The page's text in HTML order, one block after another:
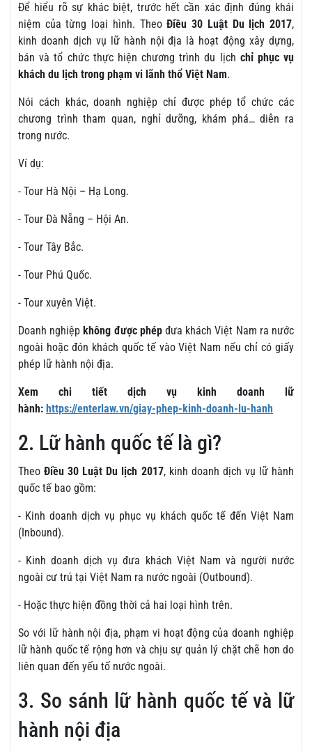
Để hiểu rõ sự khác biệt, trước hết cần xác định đúng khái
niệm của từng loại hình. TheoĐiều 30 Luật Du lịch 2017,
kinh doanh dịch vụ lữ hành nội địa là hoạt động xây dựng,
bán và tổ chức thực hiện chương trình du lịch chỉ phục vụ
khách du lịch trong phạm vi lãnh thổ Việt Nam.
Nói cách khác, doanh nghiệp chỉ được phép tổ chức các
chương trình tham quan, nghỉ dưỡng, khám phá… diễn ra
trong nước.
Ví dụ:
- Tour Hà Nội – Hạ Long.
- Tour Đà Nẵng – Hội An.
- Tour Tây Bắc.
- Tour Phú Quốc.
- Tour xuyên Việt.
Doanh nghiệpkhông được phépđưa khách Việt Nam ra nước
ngoài hoặc đón khách quốc tế vào Việt Nam nếu chỉ có giấy
phép lữ hành nội địa.
Xem chi tiết dịch vụ kinh doanh lữ
hành: https://enterlaw.vn/giay-phep-kinh-doanh-lu-hanh
2. Lữ hành quốc tế là gì?
TheoĐiều 30 Luật Du lịch 2017, kinh doanh dịch vụ lữ hành
quốc tế bao gồm:
- Kinh doanh dịch vụ phục vụ khách quốc tế đến Việt Nam
(Inbound).
- Kinh doanh dịch vụ đưa khách Việt Nam và người nước
ngoài cư trú tại Việt Nam ra nước ngoài (Outbound).
- Hoặc thực hiện đồng thời cả hai loại hình trên.
So với lữ hành nội địa, phạm vi hoạt động của doanh nghiệp
lữ hành quốc tế rộng hơn và chịu sự quản lý chặt chẽ hơn do
liên quan đến yếu tố nước ngoài.
3. So sánh lữ hành quốc tế và lữ
hành nội địa